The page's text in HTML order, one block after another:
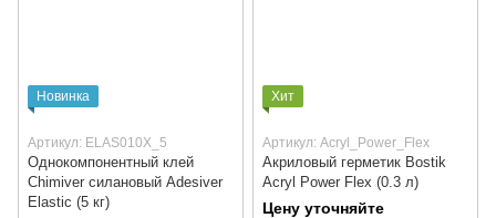
Новинка
Артикул: ELAS010X_5
Однокомпонентный клей
Chimiver силановый Adesiver
Elastic (5 кг)
Хит
Артикул: Acryl_Power_Flex
Акриловый герметик Bostik
Acryl Power Flex (0.3 л)
Цену уточняйте